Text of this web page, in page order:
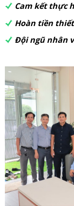
Cam kết thực
Hoàn tiền
Đội ngũ nhân